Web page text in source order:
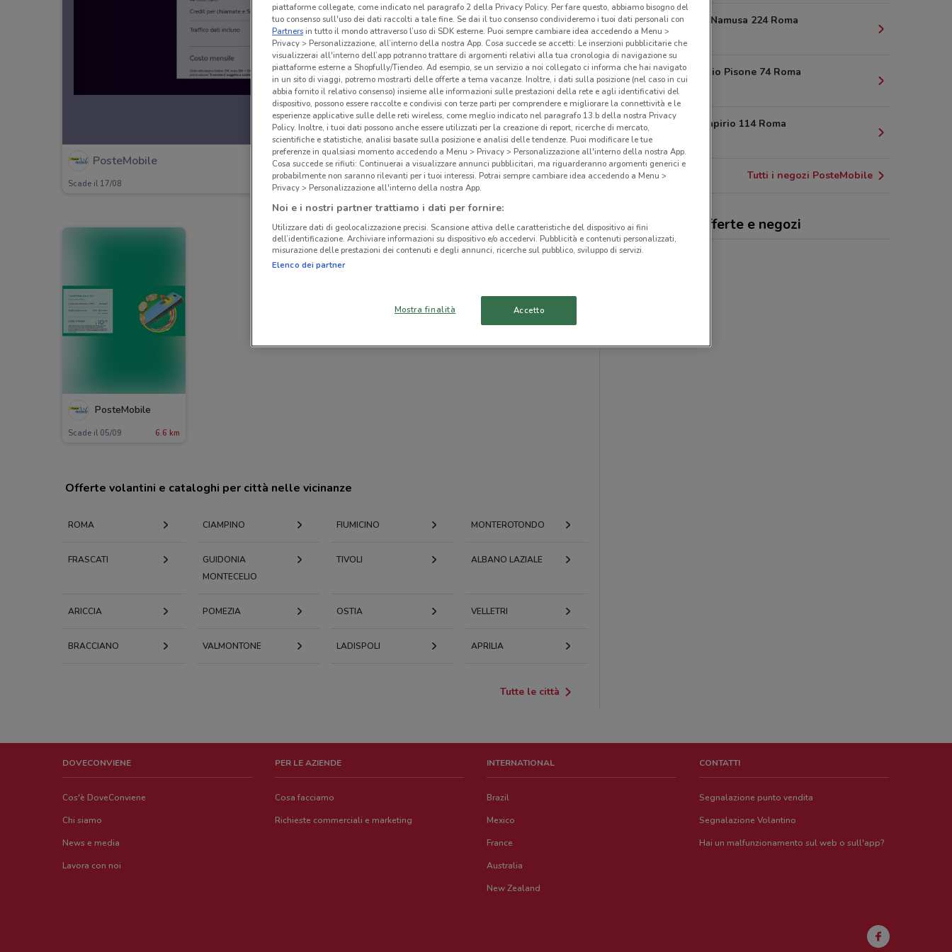
PosteMobile
Scade il 17/08
PosteMobile
Scade il 05/09 6.6 km
Offerte volantini e cataloghi per città nelle vicinanze
ROMA CIAMPINO FIUMICINO MONTEROTONDO
FRASCATI
GUIDONIA
MONTECELIO
TIVOLI ALBANO LAZIALE
ARICCIA POMEZIA OSTIA VELLETRI
BRACCIANO VALMONTONE LADISPOLI APRILIA
Tutte le città
Via Aufidio Namusa 224 Roma
6.8 km
Via Calpurnio Pisone 74 Roma
7 km
Via Lucio Papirio 114 Roma
Tutti i negozi PosteMobile
PosteMobile, offerte e negozi
DOVECONVIENE
Cos'è DoveConviene
Chi siamo
News e media
Lavora con noi
PER LE AZIENDE
Cosa facciamo
Richieste commerciali e marketing
INTERNATIONAL
Brazil
Mexico
France
Australia
New Zealand
CONTATTI
Segnalazione punto vendita
Segnalazione Volantino
Hai un malfunzionamento sul web o sull'app?
piattaforme collegate, come indicato nel paragrafo 2 della Privacy Policy. Per fare questo, abbiamo bisogno del
tuo consenso sull'uso dei dati raccolti a tale fine. Se dai il tuo consenso condivideremo i tuoi dati personali con
Partnersin tutto il mondo attraverso l’uso di SDK esterne. Puoi sempre cambiare idea accedendo a Menu >
Privacy > Personalizzazione, all’interno della nostra App. Cosa succede se accetti: Le inserzioni pubblicitarie che
visualizzerai all'interno dell’app potranno trattare di argomenti relativi alla tua cronologia di navigazione su
piattaforme esterne a Shopfully/Tiendeo. Ad esempio, se un servizio a noi collegato ci informa che hai navigato
in un sito di viaggi, potremo mostrarti delle offerte a tema vacanze. Inoltre, i dati sulla posizione (nel caso in cui
abbia fornito il relativo consenso) insieme alle informazioni sulle prestazioni della rete e agli identificativi del
dispositivo, possono essere raccolte e condivisi con terze parti per comprendere e migliorare la connettività e le
esperienze applicative sulle delle reti wireless, come meglio indicato nel paragrafo 13.b della nostra Privacy
Policy. Inoltre, i tuoi dati possono anche essere utilizzati per la creazione di report, ricerche di mercato,
scientifiche e statistiche, analisi basate sulla posizione e analisi delle tendenze. Puoi modificare le tue
preferenze in qualsiasi momento accedendo a Menu > Privacy > Personalizzazione all'interno della nostra App.
Cosa succede se rifiuti: Continuerai a visualizzare annunci pubblicitari, ma riguarderanno argomenti generici e
probabilmente non saranno rilevanti per i tuoi interessi. Potrai sempre cambiare idea accedendo a Menu >
Privacy > Personalizzazione all'interno della nostra App.
Noi e i nostri partner trattiamo i dati per fornire:
Utilizzare dati di geolocalizzazione precisi. Scansione attiva delle caratteristiche del dispositivo ai fini
dell’identificazione. Archiviare informazioni su dispositivo e/o accedervi. Pubblicità e contenuti personalizzati,
misurazione delle prestazioni dei contenuti e degli annunci, ricerche sul pubblico, sviluppo di servizi.
Elenco dei partner
Mostra finalità Accetto